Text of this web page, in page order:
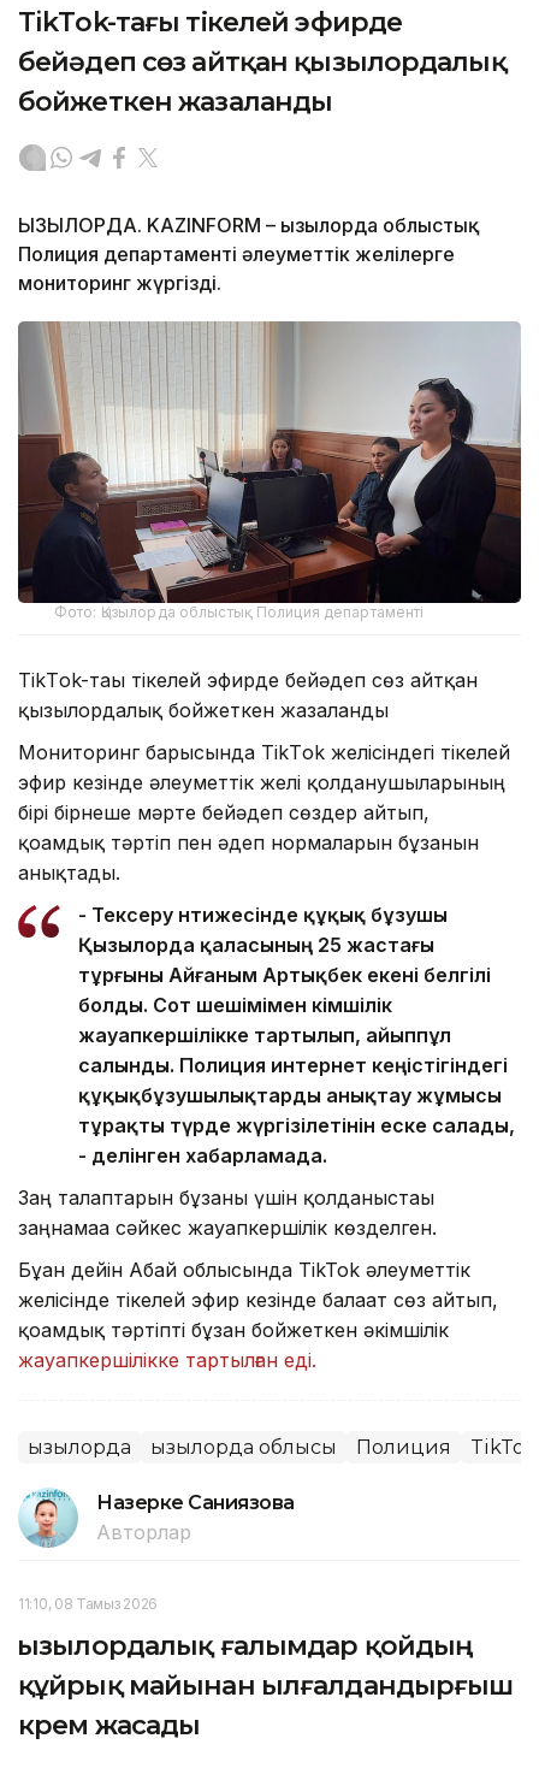
TikТok-тағы тікелей эфирде
бейәдеп сөз айтқан қызылордалық
бойжеткен жазаланды
ҚЫЗЫЛОРДА. KAZINFORM – Қызылорда облыстық
Полиция департаменті әлеуметтік желілерге
мониторинг жүргізді.
Фото: Қызылорда облыстық Полиция департаменті
TikТok-тағы тікелей эфирде бейәдеп сөз айтқан
қызылордалық бойжеткен жазаланды
Мониторинг барысында TikТok желісіндегі тікелей
эфир кезінде әлеуметтік желі қолданушыларының
бірі бірнеше мәрте бейәдеп сөздер айтып,
қоғамдық тәртіп пен әдеп нормаларын бұзғанын
анықтады.
- Тексеру нәтижесінде құқық бұзушы
Қызылорда қаласының 25 жастағы
тұрғыны Айғаным Артықбек екені белгілі
болды. Сот шешімімен әкімшілік
жауапкершілікке тартылып, айыппұл
салынды. Полиция интернет кеңістігіндегі
құқықбұзушылықтарды анықтау жұмысы
тұрақты түрде жүргізілетінін еске салады,
- делінген хабарламада.
Заң талаптарын бұзғаны үшін қолданыстағы
заңнамаға сәйкес жауапкершілік көзделген.
Бұған дейін Абай облысында TikTok әлеуметтік
желісінде тікелей эфир кезінде балағат сөз айтып,
қоғамдық тәртіпті бұзған бойжеткен әкімшілік
жауапкершілікке тартылған еді.
Қызылорда Қызылорда облысы Полиция TikTok
Назерке Саниязова
Авторлар
11:10, 08 Тамыз 2026
Қызылордалық ғалымдар қойдың
құйрық майынан ылғалдандырғыш
крем жасады